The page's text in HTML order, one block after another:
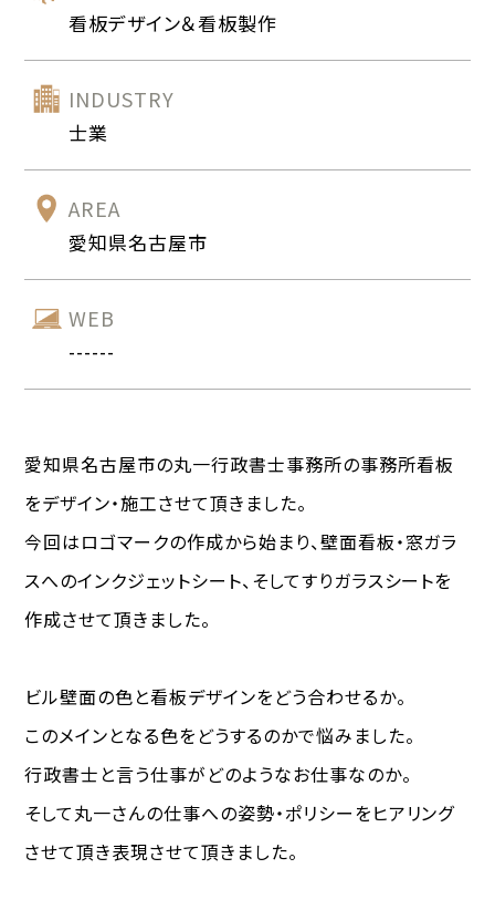
看板デザイン＆看板製作
INDUSTRY
士業
AREA
愛知県名古屋市
WEB
------
愛知県名古屋市の丸一行政書士事務所の事務所看板
をデザイン・施工させて頂きました。
今回はロゴマークの作成から始まり、壁面看板・窓ガラ
スへのインクジェットシート、そしてすりガラスシートを
作成させて頂きました。
ビル壁面の色と看板デザインをどう合わせるか。
このメインとなる色をどうするのかで悩みました。
行政書士と言う仕事がどのようなお仕事なのか。
そして丸一さんの仕事への姿勢・ポリシーをヒアリング
させて頂き表現させて頂きました。